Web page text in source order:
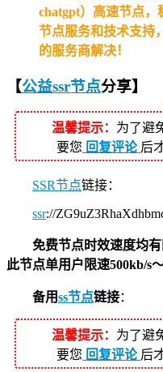
chatgpt）高速节点，
节点服务和技术支持
的服务商解决！
【公益ssr节点分享】
温馨提示： 为了避
要您 回复评论 后
SSR节点链接：
ssr://
免费节点时效速度均
此节点单用户限速500kb/s
备用ss节点链接：
温馨提示： 为了避
要您 回复评论 后